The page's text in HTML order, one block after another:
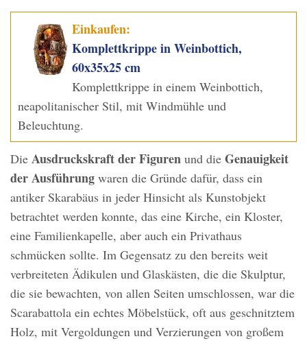
Einkaufen:
Komplettkrippe in Weinbottich,
60x35x25 cm
Komplettkrippe in einem Weinbottich,
neapolitanischer Stil, mit Windmühle und
Beleuchtung.
Die Ausdruckskraft der Figuren und die Genauigkeit
der Ausführung waren die Gründe dafür, dass ein
antiker Skarabäus in jeder Hinsicht als Kunstobjekt
betrachtet werden konnte, das eine Kirche, ein Kloster,
eine Familienkapelle, aber auch ein Privathaus
schmücken sollte. Im Gegensatz zu den bereits weit
verbreiteten Ädikulen und Glaskästen, die die Skulptur,
die sie bewachten, von allen Seiten umschlossen, war die
Scarabattola ein echtes Möbelstück, oft aus geschnitztem
Holz, mit Vergoldungen und Verzierungen von großem